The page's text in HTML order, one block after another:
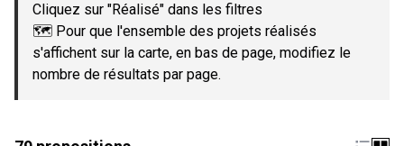
Cliquez sur "Réalisé" dans les filtres
🗺️ Pour que l'ensemble des projets réalisés
s'affichent sur la carte, en bas de page, modifiez le
nombre de résultats par page.